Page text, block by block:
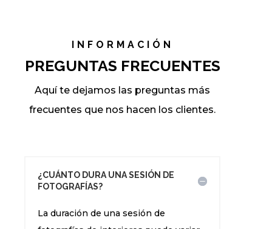
INFORMACIÓN
PREGUNTAS FRECUENTES
Aquí te dejamos las preguntas más
frecuentes que nos hacen los clientes.
¿CUÁNTO DURA UNA SESIÓN DE
FOTOGRAFÍAS?
La duración de una sesión de